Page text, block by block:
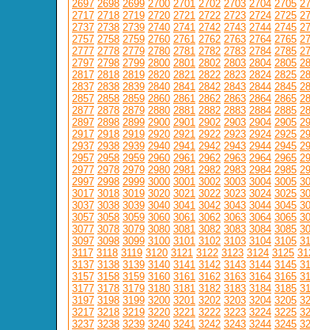
2697 2698 2699 2700 2701 2702 2703 2704 2705
2717 2718 2719 2720 2721 2722 2723 2724 2725
2737 2738 2739 2740 2741 2742 2743 2744 2745
2757 2758 2759 2760 2761 2762 2763 2764 2765
2777 2778 2779 2780 2781 2782 2783 2784 2785
2797 2798 2799 2800 2801 2802 2803 2804 2805
2817 2818 2819 2820 2821 2822 2823 2824 2825
2837 2838 2839 2840 2841 2842 2843 2844 2845
2857 2858 2859 2860 2861 2862 2863 2864 2865
2877 2878 2879 2880 2881 2882 2883 2884 2885
2897 2898 2899 2900 2901 2902 2903 2904 2905
2917 2918 2919 2920 2921 2922 2923 2924 2925
2937 2938 2939 2940 2941 2942 2943 2944 2945
2957 2958 2959 2960 2961 2962 2963 2964 2965
2977 2978 2979 2980 2981 2982 2983 2984 2985
2997 2998 2999 3000 3001 3002 3003 3004 3005
3017 3018 3019 3020 3021 3022 3023 3024 3025
3037 3038 3039 3040 3041 3042 3043 3044 3045
3057 3058 3059 3060 3061 3062 3063 3064 3065
3077 3078 3079 3080 3081 3082 3083 3084 3085
3097 3098 3099 3100 3101 3102 3103 3104 3105
3117 3118 3119 3120 3121 3122 3123 3124 3125
3137 3138 3139 3140 3141 3142 3143 3144 3145
3157 3158 3159 3160 3161 3162 3163 3164 3165
3177 3178 3179 3180 3181 3182 3183 3184 3185
3197 3198 3199 3200 3201 3202 3203 3204 3205
3217 3218 3219 3220 3221 3222 3223 3224 3225
3237 3238 3239 3240 3241 3242 3243 3244 3245